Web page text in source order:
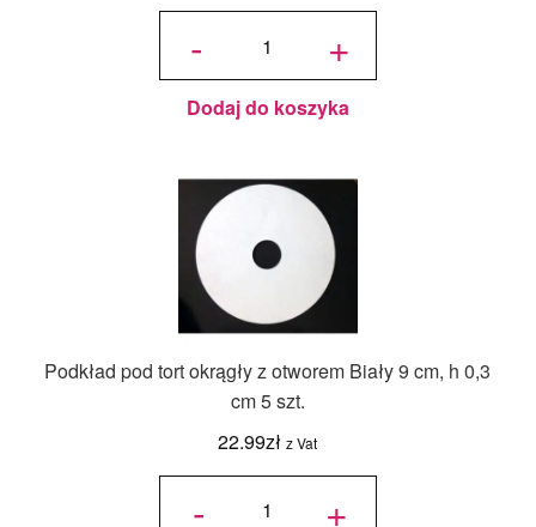
-
ilość
okrągły
z
otworem
Biały 24
cm, h
szt.
+
Dodaj do koszyka
Podkład pod tort okrągły z otworem Biały 9 cm, h 0,3
cm 5 szt.
22.99zł z Vat
-
ilość
okrągły
z +